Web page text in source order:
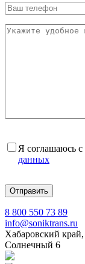
Я соглашаюсь с
данных
8 800 550 73 89
info@soniktrans.ru
Хабаровский
Солнечный 6